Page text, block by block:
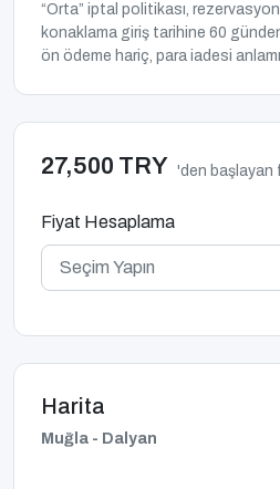
“Orta” iptal politikası,
konaklama giriş tarihine 60
ön ödeme hariç, para iadesi
27,500 TRY 'den başlayan
Fiyat Hesaplama
Harita
Muğla - Dalyan